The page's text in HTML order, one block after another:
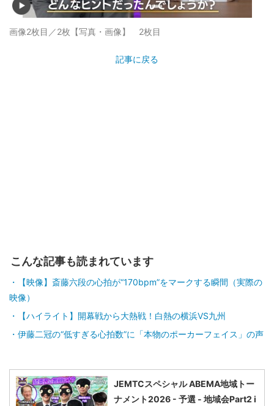
画像2枚目／2枚 【写真・画像】 2枚目
記事に戻る
こんな記事も読まれています
【映像】斎藤六段の心拍が“170bpm”をマークする瞬間（実際の
映像）
【ハイライト】開幕戦から大熱戦！白熱の横浜VS九州
伊藤二冠の“低すぎる心拍数”に「本物のポーカーフェイス」の声
JEMTCスペシャル ABEMA地域トー
ナメント2026 - 予選 - 地域会Part2 i